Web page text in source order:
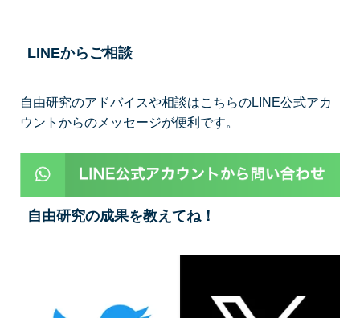
LINEからご相談
自由研究のアドバイスや相談はこちらのLINE公式アカ
ウントからのメッセージが便利です。
自由研究の成果を教えてね！